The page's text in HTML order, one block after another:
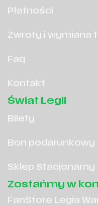
Płatności
Zwroty i wymiana
Faq
Kontakt
Świat Legii
Bilety
Bon podarunkowy
Sklep Stacjonarny
Zostańmy w
FanStore Legia